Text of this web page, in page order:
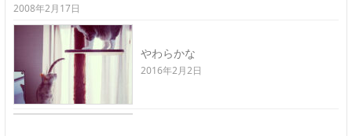
2008年2月17日
やわらかな
2016年2月2日